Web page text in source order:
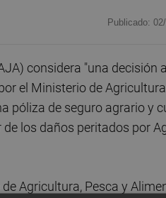
Publicado:
considera "una decisión
el Ministerio de
póliza de seguro agrario y
los daños peritados por
Agricultura, Pesca y